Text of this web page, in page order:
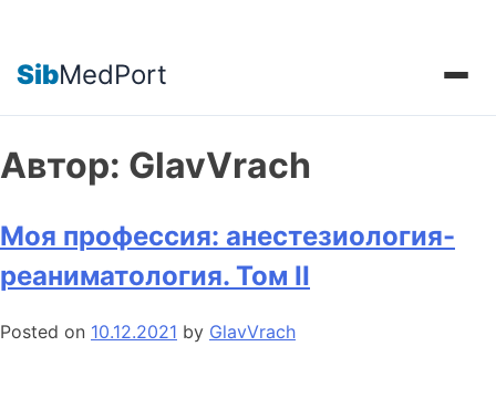
SibMedPort
Автор: GlavVrach
Моя профессия: анестезиология-
реаниматология. Том II
Posted on 10.12.2021 by GlavVrach